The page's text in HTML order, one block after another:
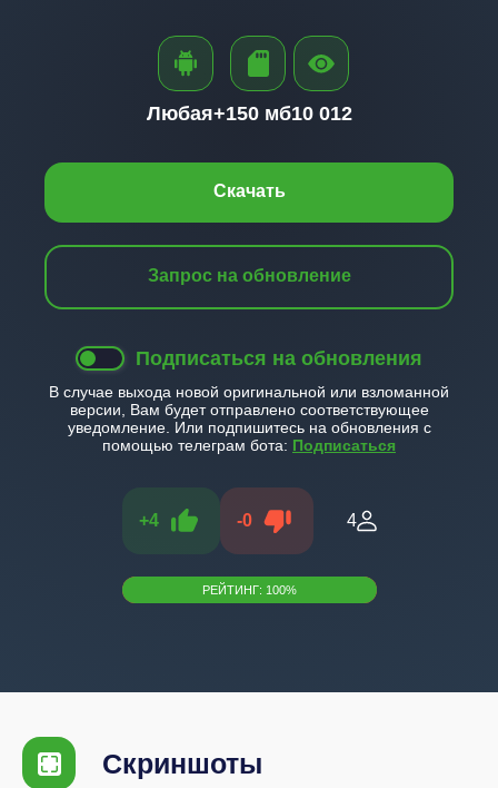
Скачать
Запрос на обновление
Подписаться на обновления
В случае выхода новой оригинальной или взломанной
версии, Вам будет отправлено соответствующее
уведомление. Или подпишитесь на обновления с
помощью телеграм бота: Подписаться
+4 -0 4
РЕЙТИНГ: 100%
Любая+150 мб10 012
Скриншоты